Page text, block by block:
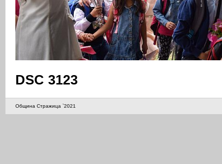
DSC 3123
Община Стражица `2021